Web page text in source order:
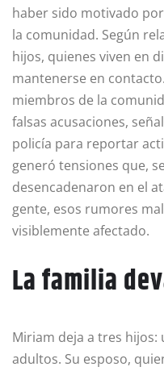
haber sido motivado
la comunidad. Según
hijos, quienes viven en
mantenerse en
miembros de la
falsas acusaciones,
policía para reportar
generó tensiones que,
desencadenaron en el
gente, esos rumores
visiblemente afectado.
La familia
Miriam deja a tres
adultos. Su esposo,